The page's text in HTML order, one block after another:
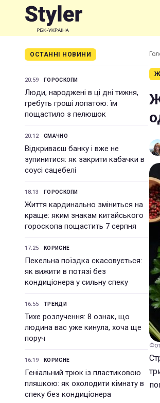
ОСТАННІ НОВИНИ
20:59 ГОРОСКОПИ
Люди, народжені в ці дні тижня,
гребуть гроші лопатою: їм
пощастило з пелюшок
20:12 СМАЧНО
Відкриваєш банку і вже не
зупинитися: як закрити кабачки в
соусі сацебелі
18:13 ГОРОСКОПИ
Життя кардинально зміниться на
краще: яким знакам китайського
гороскопа пощастить 7 серпня
17:25 КОРИСНЕ
Пекельна поїздка скасовується:
як вижити в потязі без
кондиціонера у сильну спеку
16:55 ТРЕНДИ
Тихе розлучення: 8 ознак, що
людина вас уже кинула, хоча ще
поруч
16:19 КОРИСНЕ
Геніальний трюк із пластиковою
пляшкою: як охолодити кімнату в
спеку без кондиціонера